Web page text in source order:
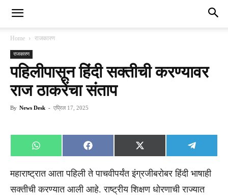
Home राजकारण
राजकारण
पहिलीपासून हिंदी सक्तीची करण्यावर
राज ठाकरेंचा संताप
By News Desk - एप्रिल 17, 2025
Share
on
WhatsApp
Share
on
Facebook
Share
on
X
(Twitter)
Share
on
महाराष्ट्रात आता पहिली ते पाचवीपर्यंत इंग्रजीबरोबर हिंदी भाषाही
सक्तीची करण्यात आली आहे. राष्ट्रीय शिक्षण धोरणाची राज्यात